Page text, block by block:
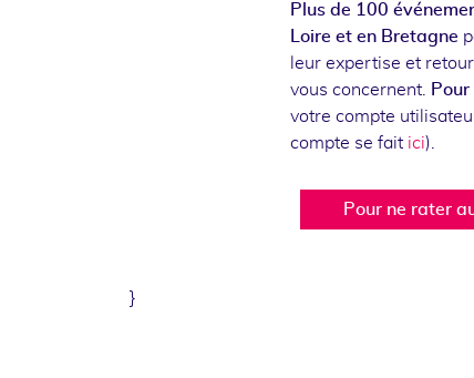
Plus de 100
Loire et en Bretagne
leur expertise et
vous concernent.
votre compte
compte se fait ici).
Pour ne rater
}